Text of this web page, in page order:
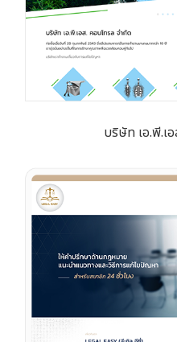
บริษัท เอ.พี.เ